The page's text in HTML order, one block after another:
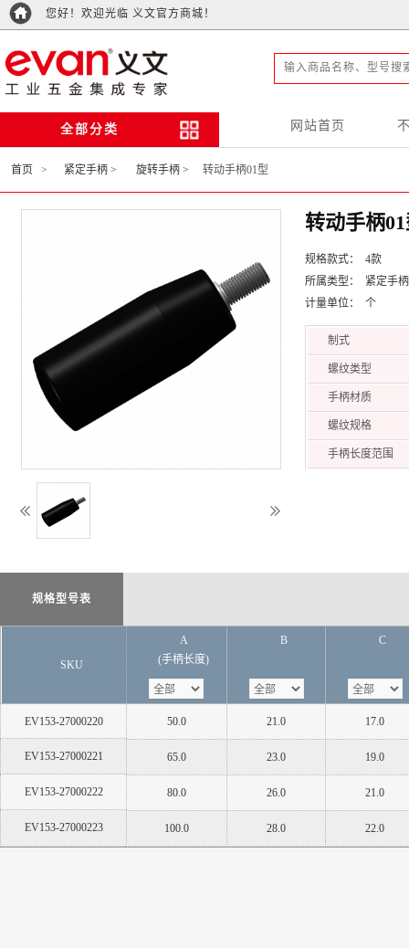
您好！欢迎光临 义文官方商城！
全部分类 网站首页
首页 > 紧定手柄 > 旋转手柄 > 转动手柄01型
转动手柄
规格款式： 4款
所属类型： 紧定手柄
计量单位： 个
制式
螺纹类型
手柄材质
螺纹规格
手柄长度范围
规格型号表
SKU
A
(手柄长度)
B C
EV153-27000220 50.0 21.0 17.0
EV153-27000221 65.0 23.0 19.0
EV153-27000222 80.0 26.0 21.0
EV153-27000223 100.0 28.0 22.0